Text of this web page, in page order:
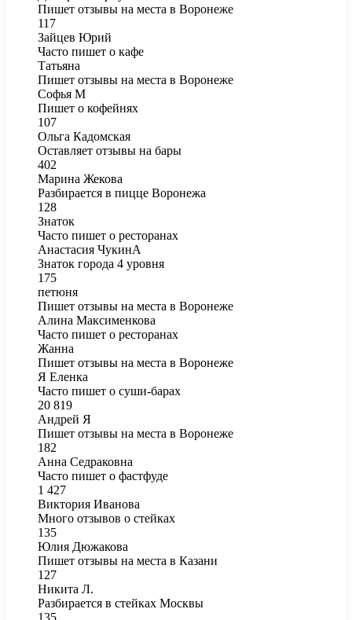
Пишет отзывы на места в Воронеже
117
Зайцев Юрий
Часто пишет о кафе
Татьяна
Пишет отзывы на места в Воронеже
Софья М
Пишет о кофейнях
107
Ольга Кадомская
Оставляет отзывы на бары
402
Марина Жекова
Разбирается в пицце Воронежа
128
Знаток
Часто пишет о ресторанах
Анастасия ЧукинА
Знаток города 4 уровня
175
петюня
Пишет отзывы на места в Воронеже
Алина Максименкова
Часто пишет о ресторанах
Жанна
Пишет отзывы на места в Воронеже
Я Еленка
Часто пишет о суши-барах
20 819
Андрей Я
Пишет отзывы на места в Воронеже
182
Анна Седраковна
Часто пишет о фастфуде
1 427
Виктория Иванова
Много отзывов о стейках
135
Юлия Дюжакова
Пишет отзывы на места в Казани
127
Никита Л.
Разбирается в стейках Москвы